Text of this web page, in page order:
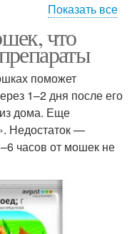
горшках
Мошка в комнатных
цветах
Цветочная мошка
Показать все
что
поможет
1–2 дня после его
дома. Еще
Недостаток —
часов от мошек не